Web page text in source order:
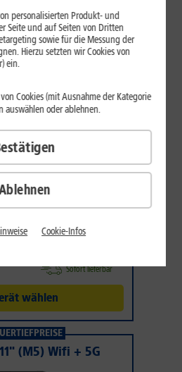
64,
99
Sofort lieferbar
wählen
(M5) Wifi + 5G
personalisierten Produkt- und
Seite und auf Seiten von Dritten
sowie für die Messung der
Hierzu setzten wir Cookies von
ein.
Cookies (mit Ausnahme der Kategorie
auswählen oder ablehnen.
Cookie-Infos